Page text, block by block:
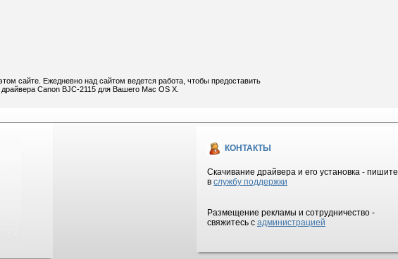
сайте. Ежедневно над сайтом ведется работа, чтобы предоставить
Canon BJC-2115 для Вашего Mac OS X.
КОНТАКТЫ
Скачивание драйвера и его установка - пишите
в службу поддержки
Размещение рекламы и сотрудничество -
свяжитесь с администрацией